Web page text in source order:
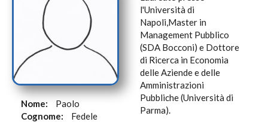
Nome:
Paolo
Cognome:
Fedele
l'Università di
Napoli,Master in
Management Pubblico
(SDA Bocconi) e Dottore
di Ricerca in Economia
delle Aziende e delle
Amministrazioni
Pubbliche (Università di
Parma).